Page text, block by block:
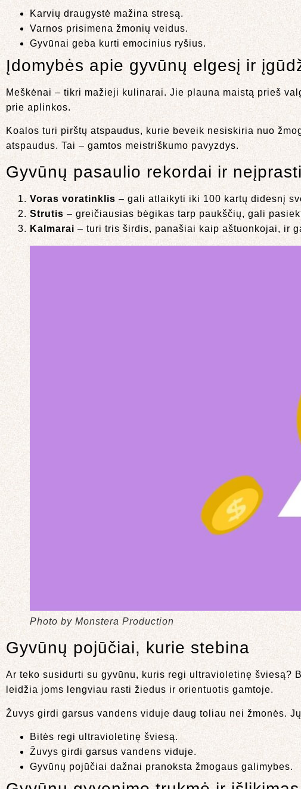
Karvių draugystė mažina stresą.
Varnos prisimena žmonių veidus.
Gyvūnai geba kurti emocinius ryšius.
Įdomybės apie gyvūnų elgesį ir
Meškėnai – tikri mažieji kulinarai. Jie plauna maistą prieš
prie aplinkos.
Koalos turi pirštų atspaudus, kurie beveik nesiskiria nuo
atspaudus. Tai – gamtos meistriškumo pavyzdys.
Gyvūnų pasaulio rekordai ir
Voras voratinklis – gali atlaikyti iki 100 kartų didesnį
Strutis – greičiausias bėgikas tarp paukščių, gali
Kalmarai – turi tris širdis, panašiai kaip aštuonkojai, ir
Photo by Monstera Production
Gyvūnų pojūčiai, kurie stebina
Ar teko susidurti su gyvūnu, kuris regi ultravioletinę šviesą?
leidžia joms lengviau rasti žiedus ir orientuotis gamtoje.
Žuvys girdi garsus vandens viduje daug toliau nei žmonės.
Bitės regi ultravioletinę šviesą.
Žuvys girdi garsus vandens viduje.
Gyvūnų pojūčiai dažnai pranoksta žmogaus galimybes.